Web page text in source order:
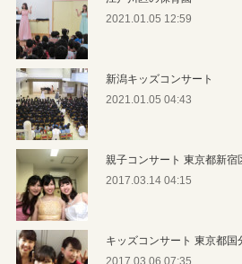
2021.01.05 12:59
新潟キッズコンサート
2021.01.05 04:43
親子コンサート 東京都新宿
2017.03.14 04:15
キッズコンサート 東京都国
2017.03.06 07:35